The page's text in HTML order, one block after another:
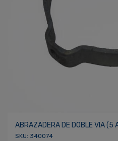
ABRAZADERA DE DOBLE VIA (5
SKU: 340074